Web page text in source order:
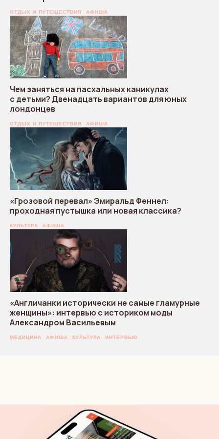
ОТДЫХ И ПУТЕШЕСТВИЯ АФИША
Чем заняться на пасхальных каникулах
с детьми? Двенадцать вариантов для юных
лондонцев
ОТДЫХ И ПУТЕШЕСТВИЯ АФИША
«Грозовой перевал» Эмиральд Феннел:
проходная пустышка или новая классика?
КУЛЬТУРА АФИША
«Англичанки исторически не самые гламурные
женщины»: интервью с историком моды
Александром Васильевым
МЕДИЦИНА АФИША КУЛЬТУРА ИНТЕРВЬЮ